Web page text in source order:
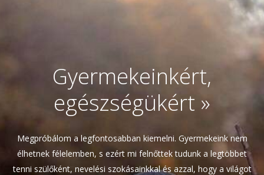
Gyermekeinkért,
egészségükért»
Megpróbálom a legfontosabban kiemelni. Gyermekeink nem
élhetnek félelemben, s ezért mi felnőttek tudunk a legtöbbet
tenni szülőként, nevelési szokásainkkal és azzal, hogy a világot